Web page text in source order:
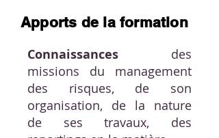
Apports de la formation
Connaissances des
missions du management
des risques, de son
organisation, de la nature
de ses travaux, des